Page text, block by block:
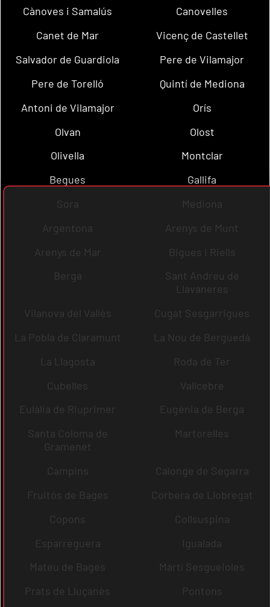
Cànoves i Samalús
Canovelles
Canet de Mar
Vicenç de Castellet
Salvador de Guardiola
Pere de Vilamajor
Pere de Torelló
Quintí de Mediona
Antoni de Vilamajor
Orís
Olvan
Olost
Olivella
Montclar
Begues
Gallifa
Sora
Mediona
Argentona
Arenys de Munt
Arenys de Mar
Bigues i Riells
Berga
Sant Andreu de
Llavaneres
Vilanova del Vallès
Cugat Sesgarrigues
La Pobla de Claramunt
La Nou de Berguedà
La Llagosta
Roda de Ter
Cubelles
Vallcebre
Eulàlia de Riuprimer
Eugènia de Berga
Santa Coloma de
Gramenet
Martorelles
Campins
Calonge de Segarra
Fruitós de Bages
Corbera de Llobregat
Copons
Collsuspina
Esparreguera
Igualada
Mateu de Bages
Martí Sesgueioles
Prats de Lluçanès
Pontons